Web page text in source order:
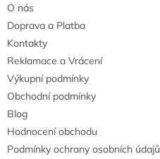
O nás
Doprava a Platba
Kontakty
Reklamace a Vrácení
Výkupní podmínky
Obchodní podmínky
Blog
Hodnocení obchodu
Podmínky ochrany osobních údajů